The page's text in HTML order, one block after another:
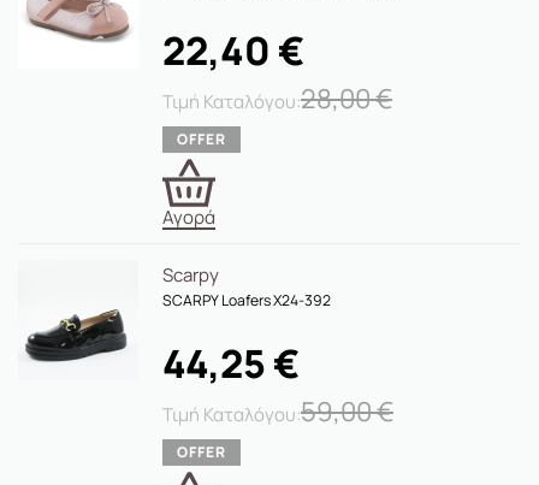
28,00€
22,40 €
Αγορά
Scarpy
SCARPY Loafers X24-392
59,00€
44,25€